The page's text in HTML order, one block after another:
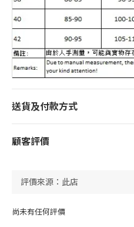
送貨及付款方式
顧客評價
尚未有任何評價